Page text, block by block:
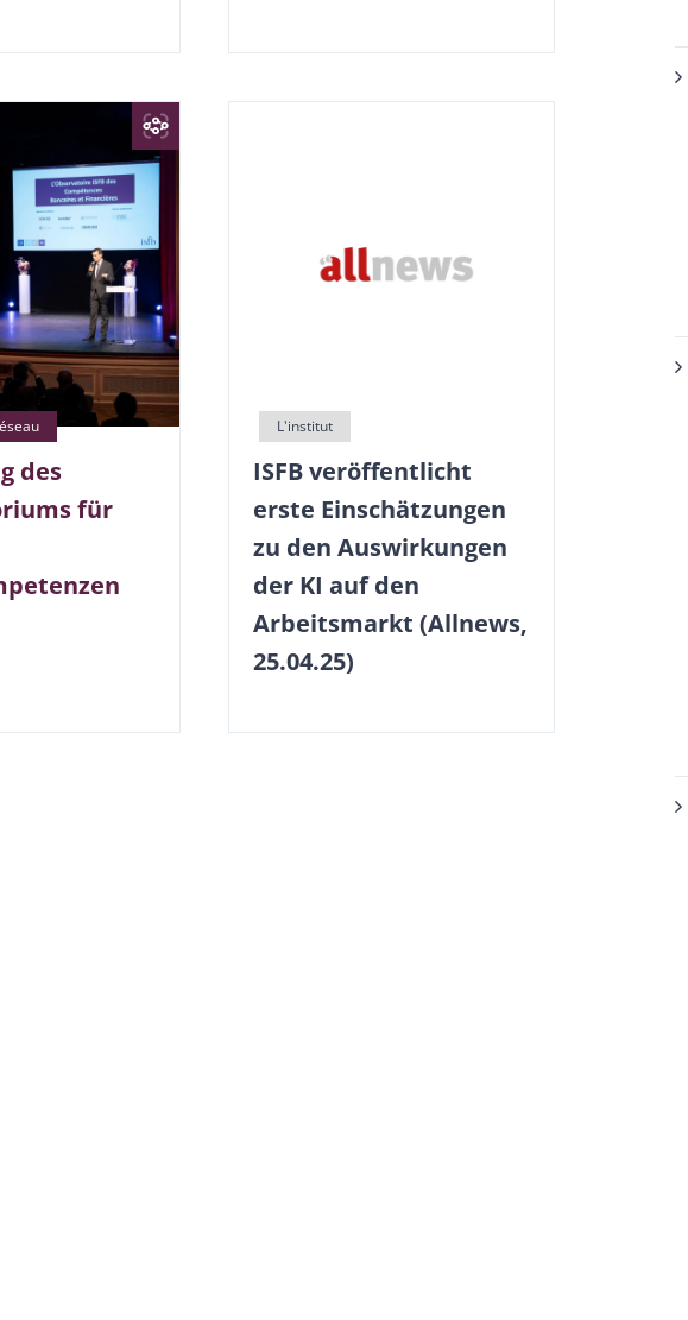
des
für
ISFB veröffentlicht
erste Einschätzungen
zu den Auswirkungen
der KI auf den
Arbeitsmarkt (Allnews,
25.04.25)